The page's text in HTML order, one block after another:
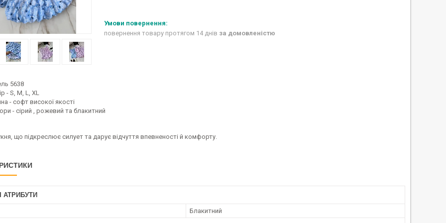
повернення товару протягом 14 днів за домовленістю
5638
- S, M, L, XL
- софт високої якості
- сірий , рожевий та блакитний
що підкреслює силует та дарує відчуття впевненості й комфорту.
АТРИБУТИ
Блакитний